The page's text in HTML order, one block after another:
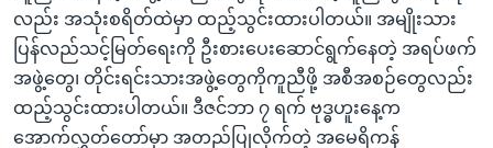
လည်း အသုံးစရိတ်ထဲမှာ ထည့်သွင်းထားပါတယ်။ အမျိုးသား
ပြန်လည်သင့်မြတ်ရေးကို ဦးစားပေးဆောင်ရွက်နေတဲ့ အရပ်ဖက်
အဖွဲ့တွေ၊ တိုင်းရင်းသားအဖွဲ့တွေကိုကူညီဖို့ အစီအစဉ်တွေလည်း
ထည့်သွင်းထားပါတယ်။ ဒီဇင်ဘာ ၇ ရက် ဗုဒ္ဓဟူးနေ့က
အောက်လွှတ်တော်မှာ အတည်ပြုလိုက်တဲ့ အမေရိကန်